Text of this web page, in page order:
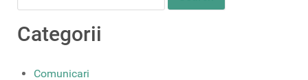
Categorii
Comunicari